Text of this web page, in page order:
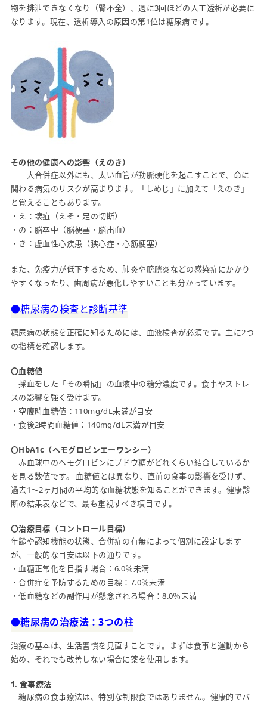
物を排泄できなくなり（腎不全）、週に3回ほどの人工透析が必要に
なります。現在、透析導入の原因の第1位は糖尿病です。
その他の健康への影響（えのき）
三大合併症以外にも、太い血管が動脈硬化を起こすことで、命に
関わる病気のリスクが高まります。「しめじ」に加えて「えのき」
と覚えることもあります。
・え：壊疽（えそ・足の切断）
・の：脳卒中（脳梗塞・脳出血）
・き：虚血性心疾患（狭心症・心筋梗塞）
また、免疫力が低下するため、肺炎や膀胱炎などの感染症にかかり
やすくなったり、歯周病が悪化しやすいことも分かっています。
●糖尿病の検査と診断基準
糖尿病の状態を正確に知るためには、血液検査が必須です。主に2つ
の指標を確認します。
〇血糖値
採血をした「その瞬間」の血液中の糖分濃度です。食事やストレ
スの影響を強く受けます。
・空腹時血糖値：110mg/dL未満が目安
・食後2時間血糖値：140mg/dL未満が目安
〇HbA1c（ヘモグロビンエーワンシー）
赤血球中のヘモグロビンにブドウ糖がどれくらい結合しているか
を見る数値です。 血糖値とは異なり、直前の食事の影響を受けず、
過去1〜2ヶ月間の平均的な血糖状態を知ることができます。健康診
断の結果表などで、最も重視すべき項目です。
〇治療目標（コントロール目標）
年齢や認知機能の状態、合併症の有無によって個別に設定します
が、一般的な目安は以下の通りです。
・血糖正常化を目指す場合：6.0％未満
・合併症を予防するための目標：7.0％未満
・低血糖などの副作用が懸念される場合：8.0％未満
●糖尿病の治療法：3つの柱
治療の基本は、生活習慣を見直すことです。まずは食事と運動から
始め、それでも改善しない場合に薬を使用します。
1. 食事療法
糖尿病の食事療法は、特別な制限食ではありません。健康的でバ